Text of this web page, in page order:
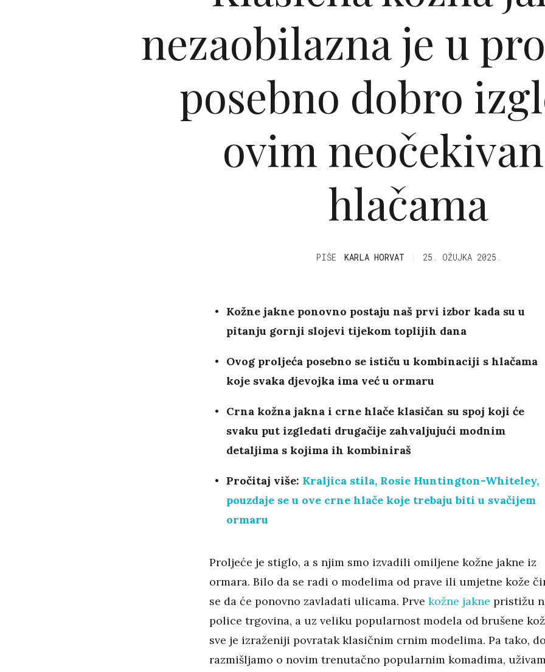
nezaobilazna je u
posebno dobro
ovim
hlačama
PIŠE KARLA HORVAT 25. OŽUJKA 2025.
Kožne jakne ponovno postaju naš prvi izbor kada su u
pitanju gornji slojevi tijekom toplijih dana
Ovog proljeća posebno se ističu u kombinaciji s hlačama
koje svaka djevojka ima već u ormaru
Crna kožna jakna i crne hlače klasičan su spoj koji će
svaku put izgledati drugačije zahvaljujući modnim
detaljima s kojima ih kombiniraš
Pročitaj više: Kraljica stila, Rosie Huntington-Whiteley,
pouzdaje se u ove crne hlače koje trebaju biti u svačijem
ormaru
Proljeće je stiglo, a s njim smo izvadili omiljene kožne jakne iz
ormara. Bilo da se radi o modelima od prave ili umjetne kože
se da će ponovno zavladati ulicama. Prve kožne jakne pristižu
police trgovina, a uz veliku popularnost modela od brušene
sve je izraženiji povratak klasičnim crnim modelima. Pa tako,
razmišljamo o novim trenutačno popularnim komadima,